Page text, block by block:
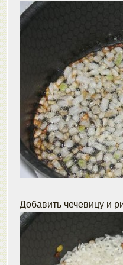
Добавить чечевицу и